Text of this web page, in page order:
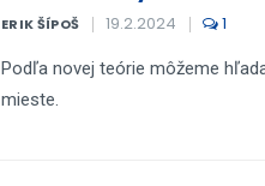
ERIK ŠÍPOŠ 19.2.2024 1
Podľa novej teórie môžeme
mieste.